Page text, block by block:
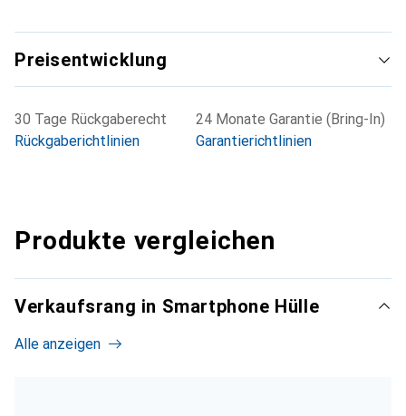
Preisentwicklung
30 Tage Rückgaberecht
Rückgaberichtlinien
24 Monate Garantie (Bring-In)
Garantierichtlinien
Produkte vergleichen
Verkaufsrang in Smartphone Hülle
Alle anzeigen